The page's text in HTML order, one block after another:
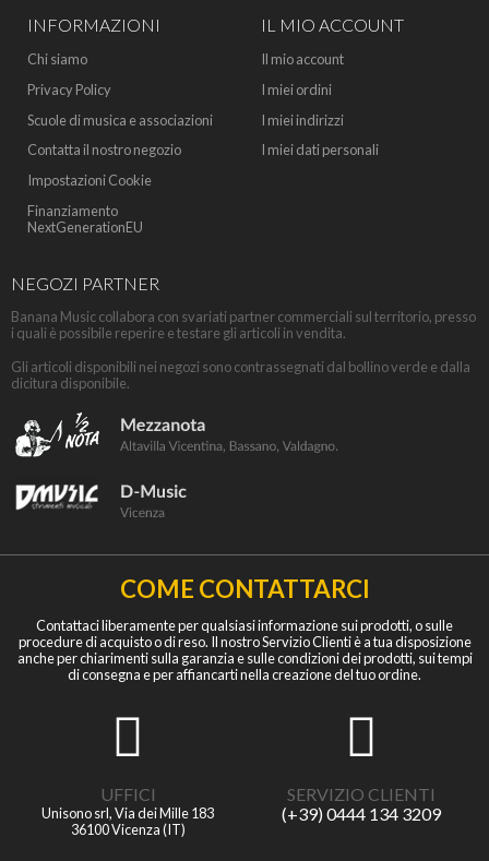
INFORMAZIONI
Chi siamo
Privacy Policy
Scuole di musica e associazioni
Contatta il nostro negozio
Impostazioni Cookie
Finanziamento
NextGenerationEU
IL MIO ACCOUNT
Il mio account
I miei ordini
I miei indirizzi
I miei dati personali
NEGOZI PARTNER
Banana Music collabora con svariati partner commerciali sul territorio, presso
i quali è possibile reperire e testare gli articoli in vendita.
Gli articoli disponibili nei negozi sono contrassegnati dal bollino verde e dalla
dicitura disponibile.
COME CONTATTARCI
Contattaci liberamente per qualsiasi informazione sui prodotti, o sulle
procedure di acquisto o di reso. Il nostro Servizio Clienti è a tua disposizione
anche per chiarimenti sulla garanzia e sulle condizioni dei prodotti, sui tempi
di consegna e per affiancarti nella creazione del tuo ordine.
UFFICI
Unisono srl, Via dei Mille 183
36100 Vicenza (IT)
SERVIZIO CLIENTI
(+39) 0444 134 3209